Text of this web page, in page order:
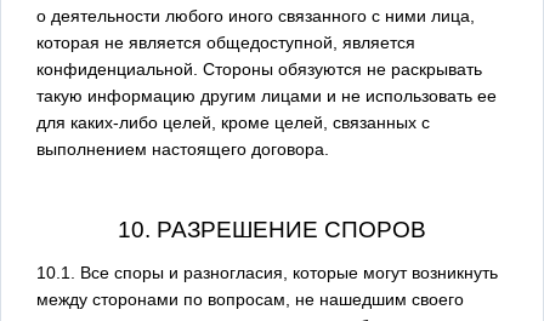
о деятельности любого иного связанного с ними лица,
которая не является общедоступной, является
конфиденциальной. Стороны обязуются не раскрывать
такую информацию другим лицами и не использовать ее
для каких-либо целей, кроме целей, связанных с
выполнением настоящего договора.
10. РАЗРЕШЕНИЕ СПОРОВ
10.1. Все споры и разногласия, которые могут возникнуть
между сторонами по вопросам, не нашедшим своего